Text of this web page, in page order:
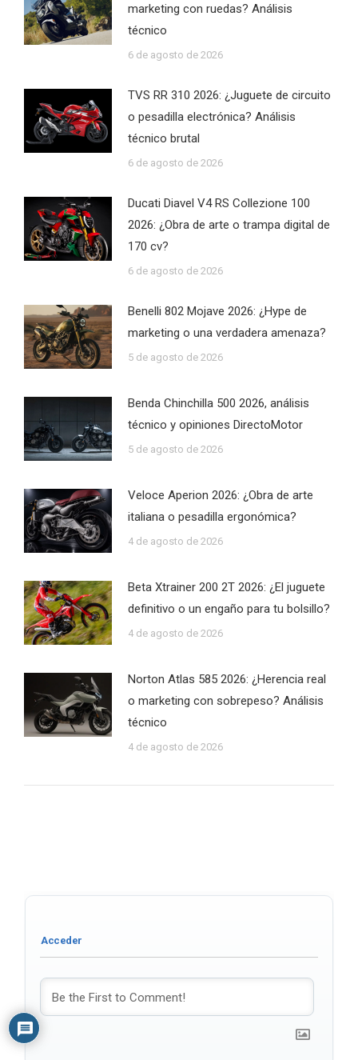
marketing con ruedas? Análisis
técnico
6 de agosto de 2026
TVS RR 310 2026: ¿Juguete de circuito
o pesadilla electrónica? Análisis
técnico brutal
6 de agosto de 2026
Ducati Diavel V4 RS Collezione 100
2026: ¿Obra de arte o trampa digital de
170 cv?
6 de agosto de 2026
Benelli 802 Mojave 2026: ¿Hype de
marketing o una verdadera amenaza?
5 de agosto de 2026
Benda Chinchilla 500 2026, análisis
técnico y opiniones DirectoMotor
5 de agosto de 2026
Veloce Aperion 2026: ¿Obra de arte
italiana o pesadilla ergonómica?
4 de agosto de 2026
Beta Xtrainer 200 2T 2026: ¿El juguete
definitivo o un engaño para tu bolsillo?
4 de agosto de 2026
Norton Atlas 585 2026: ¿Herencia real
o marketing con sobrepeso? Análisis
técnico
4 de agosto de 2026